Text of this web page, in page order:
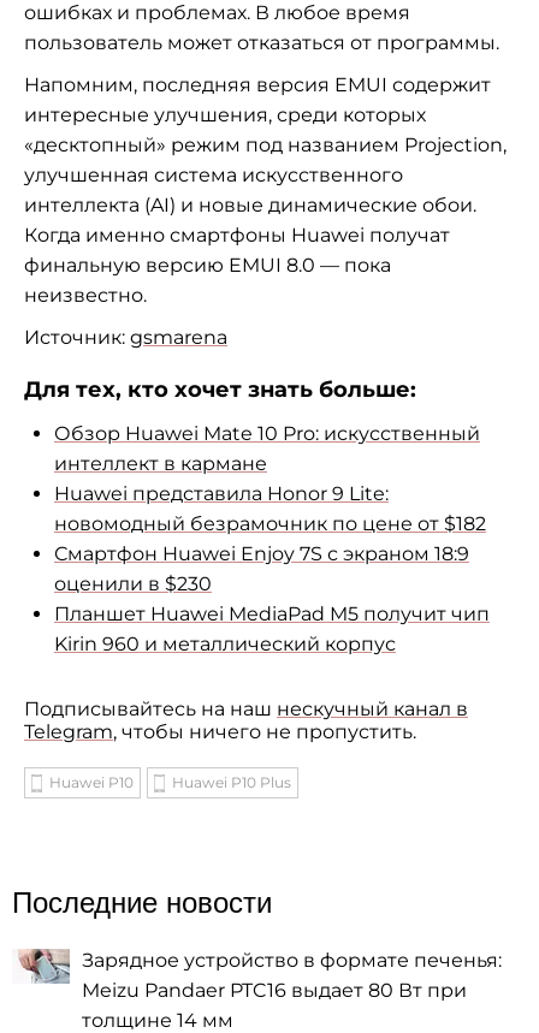
ошибках и проблемах. В любое время
пользователь может отказаться от программы.
Напомним, последняя версия EMUI содержит
интересные улучшения, среди которых
«десктопный» режим под названием Projection,
улучшенная система искусственного
интеллекта (AI) и новые динамические обои.
Когда именно смартфоны Huawei получат
финальную версию EMUI 8.0 — пока
неизвестно.
Источник: gsmarena
Для тех, кто хочет знать больше:
Обзор Huawei Mate 10 Pro: искусственный
интеллект в кармане
Huawei представила Honor 9 Lite:
новомодный безрамочник по цене от $182
Смартфон Huawei Enjoy 7S с экраном 18:9
оценили в $230
Планшет Huawei MediaPad M5 получит чип
Kirin 960 и металлический корпус
Подписывайтесь на наш нескучный канал в
Telegram, чтобы ничего не пропустить.
Huawei P10 Huawei P10 Plus
Последние новости
Зарядное устройство в формате печенья:
Meizu Pandaer PTC16 выдает 80 Вт при
толщине 14 мм